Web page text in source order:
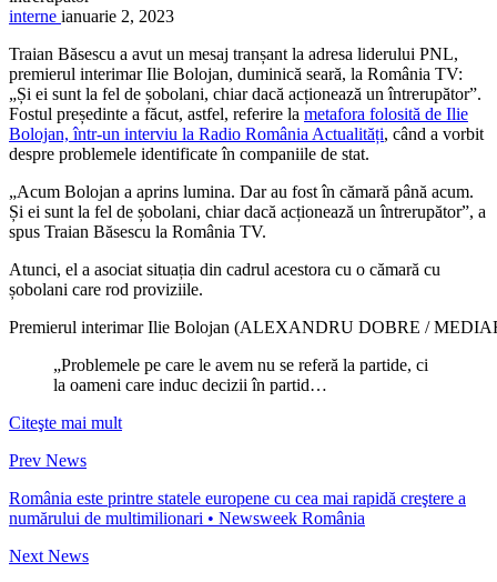
interne ianuarie 2, 2023
Traian Băsescu a avut un mesaj tranșant la adresa liderului PNL,
premierul interimar Ilie Bolojan, duminică seară, la România TV:
„Și ei sunt la fel de șobolani, chiar dacă acționează un întrerupător”.
Fostul președinte a făcut, astfel, referire la metafora folosită de Ilie
Bolojan, într-un interviu la Radio România Actualități, când a vorbit
despre problemele identificate în companiile de stat.
„Acum Bolojan a aprins lumina. Dar au fost în cămară până acum.
Și ei sunt la fel de șobolani, chiar dacă acționează un întrerupător”, a
spus Traian Băsescu la România TV.
Atunci, el a asociat situația din cadrul acestora cu o cămară cu
șobolani care rod proviziile.
Premierul interimar Ilie Bolojan (ALEXANDRU DOBRE /
„Problemele pe care le avem nu se referă la partide, ci
la oameni care induc decizii în partid…
Citeşte mai mult
Prev News
România este printre statele europene cu cea mai rapidă creştere a
numărului de multimilionari • Newsweek România
Next News